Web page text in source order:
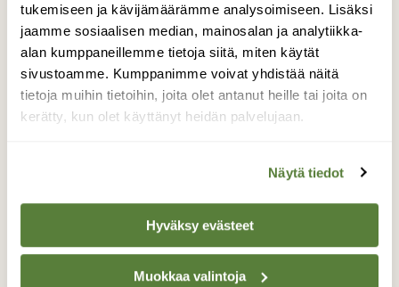
tukemiseen ja kävijämäärämme analysoimiseen. Lisäksi
jaamme sosiaalisen median, mainosalan ja analytiikka-
alan kumppaneillemme tietoja siitä, miten käytät
sivustoamme. Kumppanimme voivat yhdistää näitä
tietoja muihin tietoihin, joita olet antanut heille tai joita on
kerätty, kun olet käyttänyt heidän palvelujaan.
Näytä tiedot
Hyväksy evästeet
Muokkaa valintoja
Pikkulepinkäinen
Tuulisena päivänä ei paljonkaan ollut
kuvattavaa,mutta onneksi yksi
pikkulepinkäinen ilmestyi kameran eteen
TAKAISIN LISTAAN